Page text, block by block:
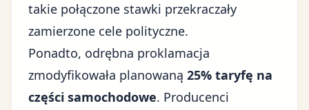
takie połączone stawki przekraczały
zamierzone cele polityczne.
Ponadto, odrębna proklamacja
zmodyfikowała planowaną 25% taryfę na
części samochodowe. Producenci